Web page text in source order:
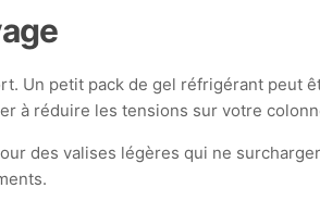
Un petit pack de gel réfrigérant peut
à réduire les tensions sur votre
des valises légères qui ne